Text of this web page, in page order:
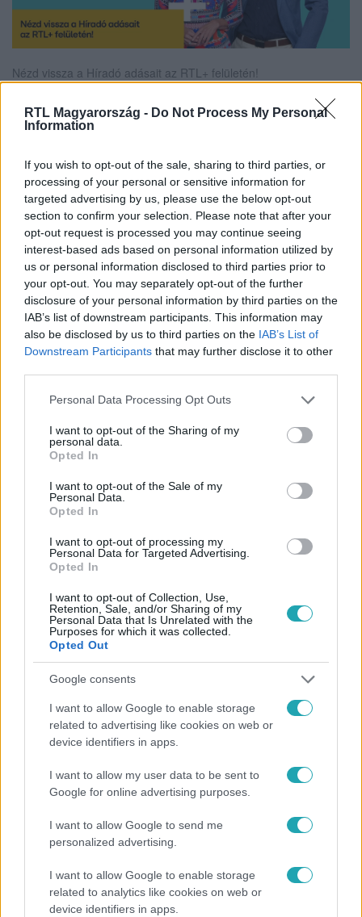
RTL Magyarország - Do Not Process My Personal
Information
If you wish to opt-out of the sale, sharing to third parties, or
processing of your personal or sensitive information for
targeted advertising by us, please use the below opt-out
section to confirm your selection. Please note that after your
opt-out request is processed you may continue seeing
interest-based ads based on personal information utilized by
us or personal information disclosed to third parties prior to
your opt-out. You may separately opt-out of the further
disclosure of your personal information by third parties on the
IAB’s list of downstream participants. This information may
also be disclosed by us to third parties on the IAB’s List of
Downstream Participants that may further disclose it to other
Please note that this website/app uses one or more Google
not limited to your visit or usage behaviour. You may click to
grant or deny consent to Google and its third-party tags to
use your data for below specified purposes in below Google
consent section.
Personal Data Processing Opt Outs
I want to opt-out of the Sharing of my
personal data.
Opted In
I want to opt-out of the Sale of my
Personal Data.
Opted In
I want to opt-out of processing my
Personal Data for Targeted Advertising.
Opted In
I want to opt-out of Collection, Use,
Retention, Sale, and/or Sharing of my
Personal Data that Is Unrelated with the
Purposes for which it was collected.
Opted Out
Google consents
I want to allow Google to enable storage
related to advertising like cookies on web or
device identifiers in apps.
I want to allow my user data to be sent to
Google for online advertising purposes.
I want to allow Google to send me
personalized advertising.
I want to allow Google to enable storage
related to analytics like cookies on web or
device identifiers in apps.
Nézd vissza a Híradó adásait az RTL+ felületén!
Követem
HÍRADÓ #ÚJSÁGÍRÓ #TÁLLAI ANDRÁS
ÁLLAMTITKÁR
Népszerű